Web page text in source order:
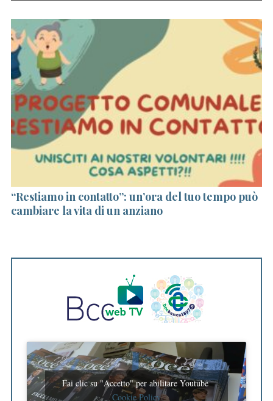
“Restiamo in contatto”: un’ora del tuo tempo può
cambiare la vita di un anziano
Fai clic su "Accetto" per abilitare Youtube
Cookie Policy
S
e
a
r
h
f
o